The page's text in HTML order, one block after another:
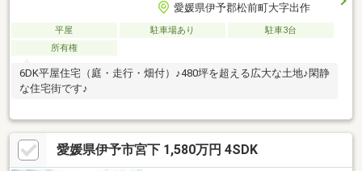
愛媛県伊予郡松前町大字出作
平屋 駐車場あり
駐車3台
所有権
6DK平屋住宅（庭・走行・畑付）♪480坪を超える広大な土地♪閑静
な住宅街です♪
愛媛県伊予市宮下 1,580万円 4SDK